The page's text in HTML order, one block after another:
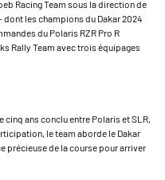
Racing Team sous la direction de
les champions du Dakar 2024
du Polaris RZR Pro R
Rally Team avec trois équipages
ans conclu entre Polaris et SLR,
le team aborde le Dakar
précieuse de la course pour arriver